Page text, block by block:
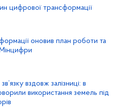
цифрової трансформації
оновив план роботи та
вздовж залізниці: в
використання земель під